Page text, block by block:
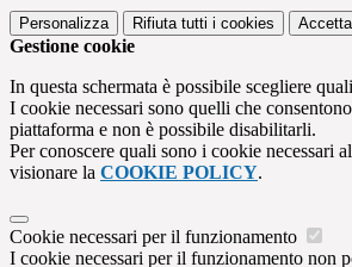
Personalizza Rifiuta tutti i cookies
Gestione cookie
In questa schermata è possibile scegliere
I cookie necessari sono quelli che
piattaforma e non è possibile disabilitarli.
Per conoscere quali sono i cookie necessari
visionare la COOKIE POLICY.
Cookie necessari per il funzionamento
I cookie necessari per il funzionamento non